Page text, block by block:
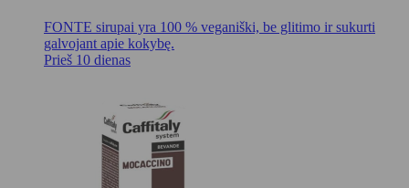
FONTE sirupai yra 100 % veganiški, be glitimo ir sukurti
galvojant apie kokybę.
Prieš 10 dienas